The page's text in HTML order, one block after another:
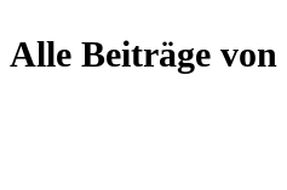
Alle Beiträge von